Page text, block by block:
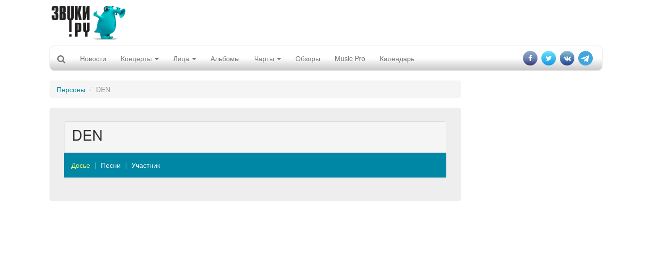
Новости Концерты Лица Альбомы Чарты Обзоры Music Pro Календарь
Персоны DEN
DEN
Досье Песни Участник